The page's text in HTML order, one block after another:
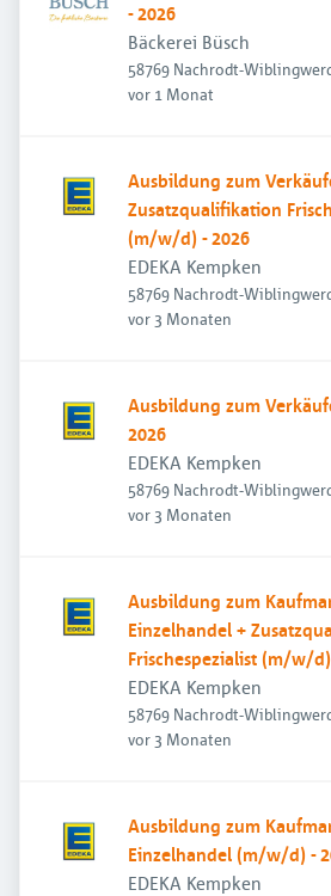
- 2026
Bäckerei Büsch
58769 Nachrodt-
Veröffentlicht
vor 1 Monat
Ausbildung zum
Zusatzqualifikation
(m/w/d) - 2026
EDEKA Kempken
58769 Nachrodt-
Veröffentlicht:
vor 3 Monaten
Ausbildung zum
2026
EDEKA Kempken
58769 Nachrodt-
Veröffentlicht:
vor 3 Monaten
Ausbildung zum
Einzelhandel +
Frischespezialist (m/w/
EDEKA Kempken
58769 Nachrodt-
Veröffentlicht:
vor 3 Monaten
Ausbildung zum
Einzelhandel (m/w/d) -
EDEKA Kempken